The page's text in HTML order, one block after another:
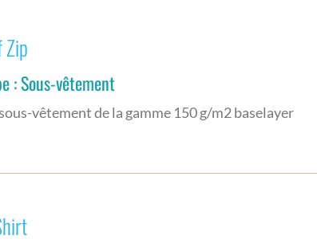
: Sous-vêtement
vêtement de la gamme 150 g/m2 baselayer